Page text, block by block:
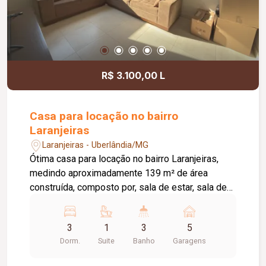
da área da sala, conforme a necessidade do
locatário. Entre em contato para mais
informações e agende uma visita.
R$ 3.100,00 L
Casa para locação no bairro
Laranjeiras
Laranjeiras - Uberlândia/MG
Ótima casa para locação no bairro Laranjeiras,
medindo aproximadamente 139 m² de área
construída, composto por, sala de estar, sala de
sendo 01 suite, banheiro social, cozinha com
armários planejados cooktop e geladeira,
despensa e área de serviço, banheiro externo,
3
Dorm.
1
Suite
3
Banho
5
Garagens